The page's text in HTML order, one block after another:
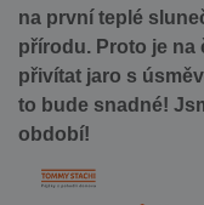
na první teplé
přírodu. Proto je na
přivítat jaro s
to bude snadné!
období!